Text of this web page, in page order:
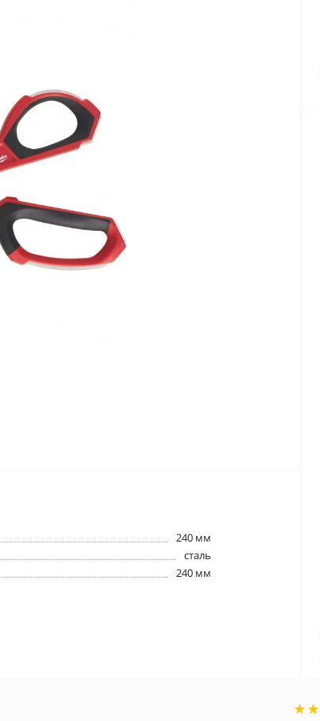
240 мм
сталь
240 мм